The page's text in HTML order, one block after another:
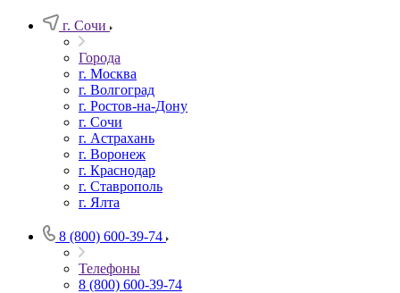
г. Сочи
Города
г. Москва
г. Волгоград
г. Ростов-на-Дону
г. Сочи
г. Астрахань
г. Воронеж
г. Краснодар
г. Ставрополь
г. Ялта
8 (800) 600-39-74
Телефоны
8 (800) 600-39-74